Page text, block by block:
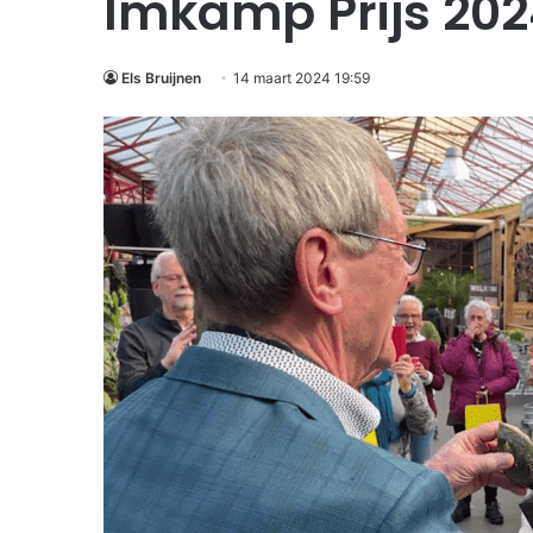
Els Bruijnen 14 maart 2024 19:59